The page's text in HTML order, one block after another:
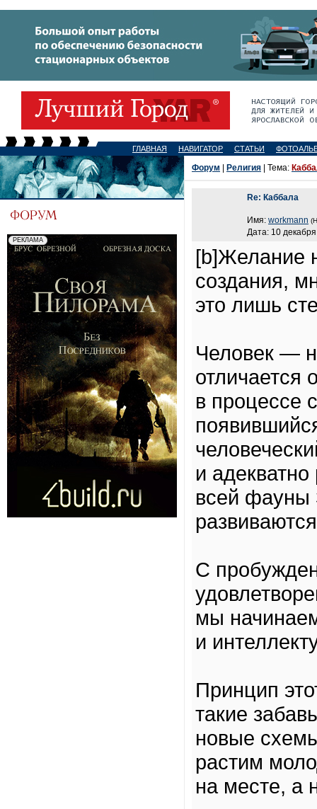
ГЛАВНАЯ НАВИГАТОР СТАТЬИ
Форум Религия | Тема:
Re: Каббала
Имя: workmann
Дата: 10
[b]Желание
создания,
это лишь
Человек —
в процессе
и
всей фауны
С
мы
и
Принцип
такие
новые
растим
на месте, а